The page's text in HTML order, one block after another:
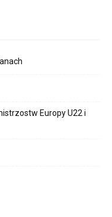
Europy U22 i